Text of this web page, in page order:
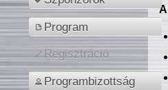
Program
Regisztráció
Programbizottság